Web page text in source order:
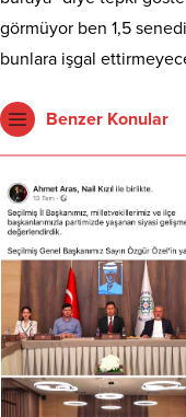
görmüyor ben 1,5
bunlara işgal
Benzer Konular